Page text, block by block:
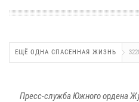
ЕЩЁ ОДНА СПАСЕННАЯ ЖИЗНЬ
Пресс-служба Южного ордена